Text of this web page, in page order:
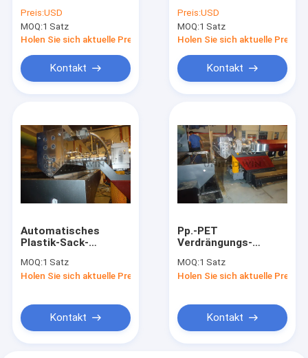
gesponnene
Zementsack-
Behälter-Taschen
Preis:USD
MOQ:1 Satz
Holen Sie sich aktuelle Preis
Kontakt
pp. nehmen flache
Garn-Verdrängungs-
Linie auf
Preis:USD
MOQ:1 Satz
Holen Sie sich aktuelle Preis
Kontakt
Automatisches
Plastik-Sack-
Verdrängungs-
Maschine pp. PET
MOQ:1 Satz
Holen Sie sich aktuelle Preis
Kontakt
Pp.-PET
Verdrängungs-
Plastikextruder-
Maschinen-
MOQ:1 Satz
Holen Sie sich aktuelle Preis
Kontakt